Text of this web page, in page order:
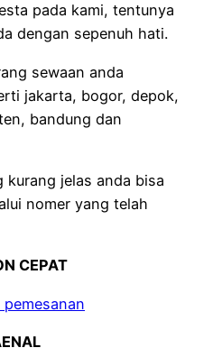
pada kami, tentunya
dengan sepenuh hati.
sewaan anda
jakarta, bogor, depok,
bandung dan
jelas anda bisa
nomer yang telah
CEPAT